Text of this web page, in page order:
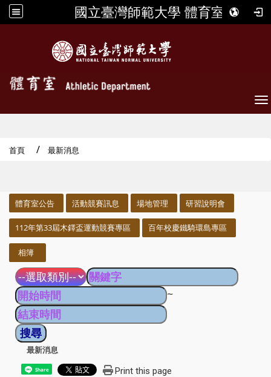
國立臺灣師範大學 體育室
首頁 最新消息
體育室公告 活動競賽訊息 場地管理 研習說明會
112年第33屆木鐸盃運動競賽專區 百年校慶鐵騎環島專區
相簿
~
最新消息
Share Print this page